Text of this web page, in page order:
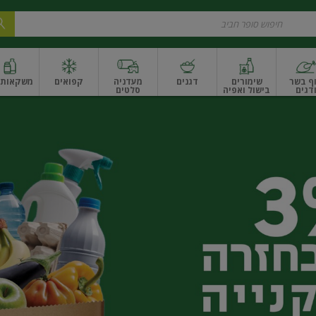
בשר
ודגים
שימורים
בישול ואפיה
דגנים מעדניה
סלטים
ונקניקים
קפואים משקאות
ואגוזיםפירות יבשים ארוזפירות יבשים בתפזורתפיצוחים, אגוזים